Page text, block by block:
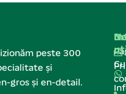
peste 300
și
gros și en-detail.